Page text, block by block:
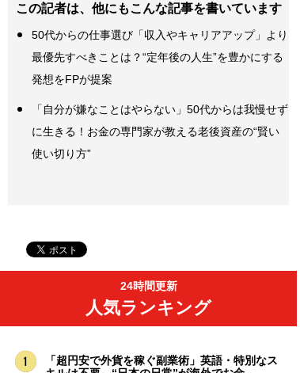
この記者は、他にもこんな記事を書いています
50代からの仕事選び「収入やキャリアアップ」より
最優先すべきことは？“定年後の人生”を豊かにする
発想をFPが提案
「自分が嫌なことはやらない」50代からは我慢せず
に生きる！お金の専門家が教える老後資産の“賢い
使い切り方”
24時間更新
人気ランキング
「超円安で外貨を稼ぐ副業術」英語・特別なス